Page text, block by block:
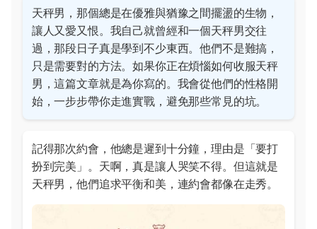
天秤男，那個總是在優雅與猶豫之間擺盪的生物，
讓人又愛又恨。我自己就曾經和一個天秤男交往
過，那段日子真是學到不少東西。他們不是難搞，
只是需要對的方法。如果你正在煩惱如何收服天秤
男，這篇文章就是為你寫的。我會從他們的性格開
始，一步步帶你走進實戰，避免那些常見的坑。
記得那次約會，他總是遲到十分鐘，理由是「要打
扮到完美」。天啊，真是讓人哭笑不得。但這就是
天秤男，他們追求平衡和美，連約會都像在走秀。